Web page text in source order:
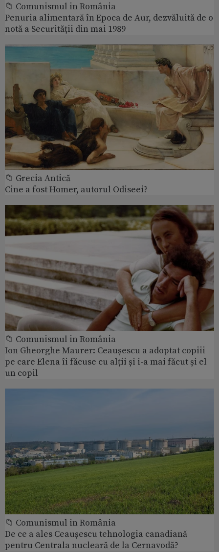
📁 Comunismul in România
Penuria alimentară în Epoca de Aur, dezvăluită de o
notă a Securității din mai 1989
📁 Grecia Antică
Cine a fost Homer, autorul Odiseei?
📁 Comunismul in România
Ion Gheorghe Maurer: Ceaușescu a adoptat copiii
pe care Elena îi făcuse cu alții și i-a mai făcut și el
un copil
📁 Comunismul in România
De ce a ales Ceaușescu tehnologia canadiană
pentru Centrala nucleară de la Cernavodă?